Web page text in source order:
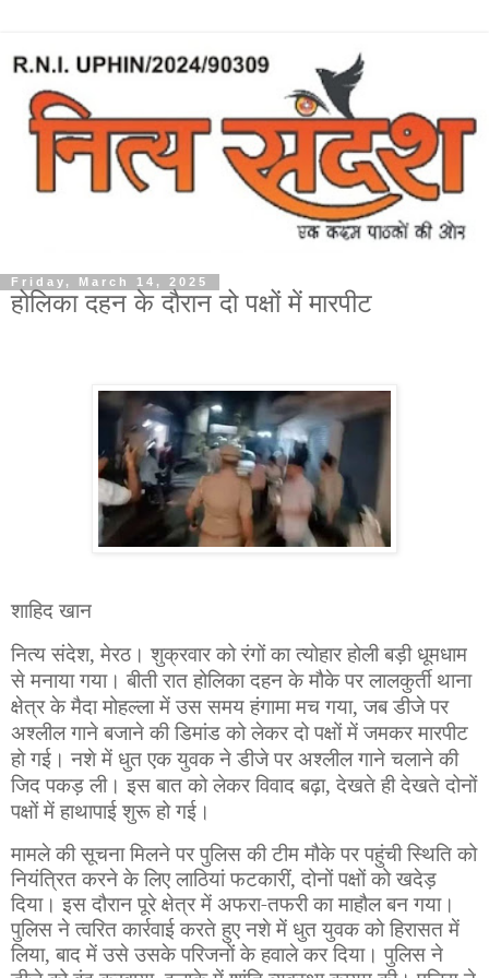
Friday, March 14, 2025
होलिका दहन के दौरान दो पक्षों में मारपीट
शाहिद खान
नित्य संदेश, मेरठ। शुक्रवार को रंगों का त्योहार होली बड़ी धूमधाम
से मनायागया। बीती रात होलिका दहन के मौके पर लालकुर्ती थाना
क्षेत्र के मैदा मोहल्ला में उस समय हंगामा मच गया, जब डीजे पर
अश्लील गाने बजाने की डिमांड को लेकर दो पक्षों में जमकर मारपीट
हो गई। नशे में धुत एक युवक ने डीजे पर अश्लील गाने चलाने की
जिद पकड़ ली। इस बात को लेकर विवाद बढ़ा, देखते ही देखते दोनों
पक्षों में हाथापाई शुरू हो गई।
मामले की सूचना मिलने पर पुलिस की टीम मौके पर पहुंची स्थिति को
नियंत्रित करने के लिए लाठियां फटकारीं, दोनों पक्षों को खदेड़
दिया। इस दौरान पूरे क्षेत्र में अफरा-तफरी का माहौल बन गया।
पुलिस ने त्वरित कार्रवाई करते हुए नशे में धुत युवक को हिरासत में
लिया, बाद में उसे उसके परिजनों के हवाले कर दिया। पुलिस ने